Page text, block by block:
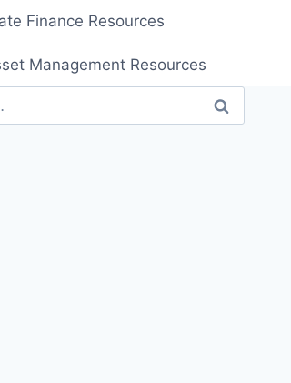
Finance Resources
Management Resources